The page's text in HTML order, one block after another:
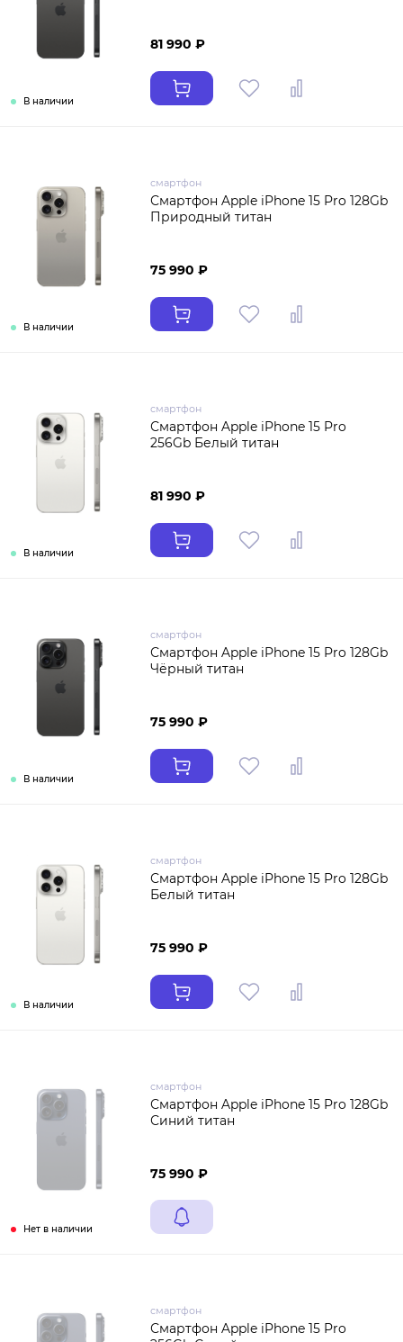
В наличии
81 990 ₽
В наличии
смартфон
Смартфон Apple iPhone 15 Pro 128Gb
Природный титан
75 990 ₽
В наличии
смартфон
Смартфон Apple iPhone 15 Pro
256Gb Белый титан
81 990 ₽
В наличии
смартфон
Смартфон Apple iPhone 15 Pro 128Gb
Чёрный титан
75 990 ₽
В наличии
смартфон
Смартфон Apple iPhone 15 Pro 128Gb
Белый титан
75 990 ₽
Нет в наличии
смартфон
Смартфон Apple iPhone 15 Pro 128Gb
Синий титан
75 990 ₽
смартфон
Смартфон Apple iPhone 15 Pro